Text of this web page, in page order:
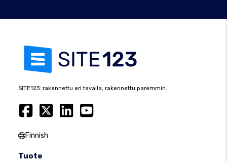
SITE123: rakennettu eri tavalla, rakennettu paremmin.
Finnish
Tuote